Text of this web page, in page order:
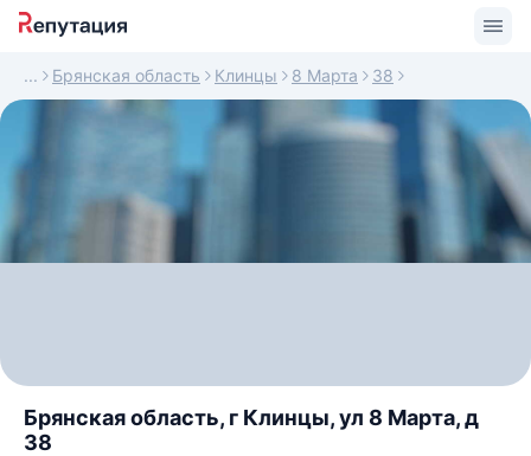
Брянская область Клинцы 8 Марта 38
Брянская область, г Клинцы, ул 8 Марта, д
38